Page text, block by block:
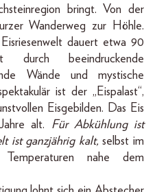
bringt. Von der
Wanderweg zur Höhle.
dauert etwa 90
beeindruckende
Wände und mystische
ist der „Eispalast“,
Eisgebilden. Das Eis
alt. Für Abkühlung ist
ist ganzjährig kalt,selbst im
nahe dem